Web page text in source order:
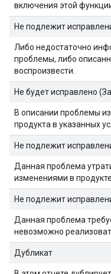
включения этой
Не подлежит
Либо недостаточно
проблемы, либо
воспроизвести.
Не будет исправлено
В описании проблемы
продукта в указанных
Не подлежит
Данная проблема
изменениями в продукте.
Не подлежит
Данная проблема
невозможно
Дубликат